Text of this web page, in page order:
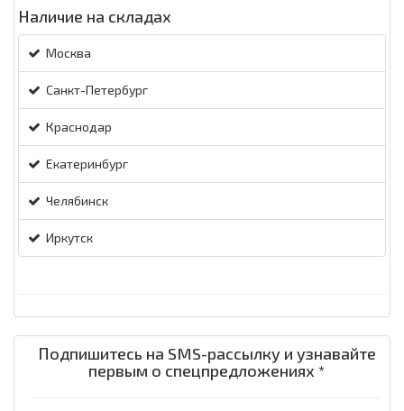
Наличие на складах
Москва
Санкт-Петербург
Краснодар
Екатеринбург
Челябинск
Иркутск
Подпишитесь на SMS-рассылку и узнавайте
первым о спецпредложениях *